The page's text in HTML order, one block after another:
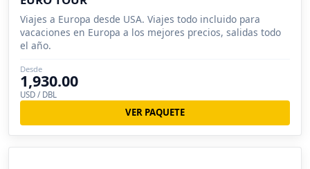
Viajes a Europa desde USA. Viajes todo incluido para
vacaciones en Europa a los mejores precios, salidas todo
el año.
Desde
1,930.00
USD / DBL
VER PAQUETE